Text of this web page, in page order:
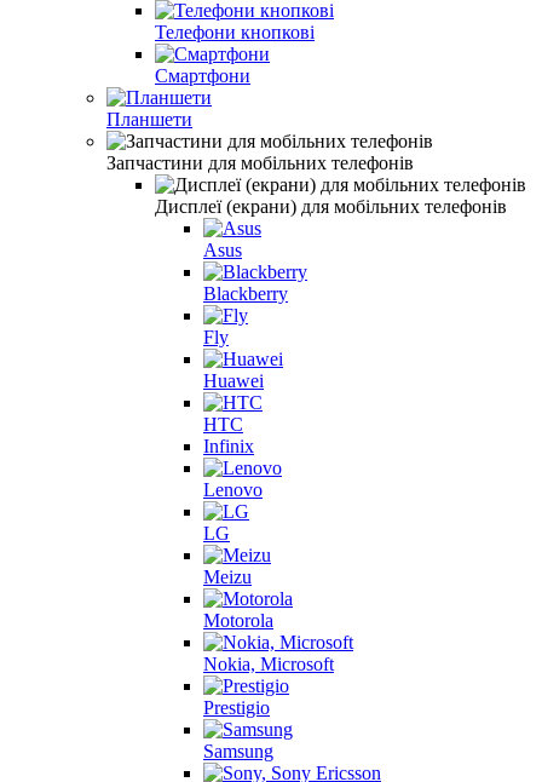
Телефони кнопкові
Смартфони
Планшети
Запчастини для мобільних телефонів
Дисплеї (екрани) для мобільних телефонів
Asus
Blackberry
Fly
Huawei
HTC
Infinix
Lenovo
LG
Meizu
Motorola
Nokia, Microsoft
Prestigio
Samsung